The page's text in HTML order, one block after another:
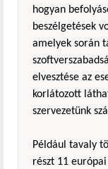
hogyan
beszélgetések
amelyek során
elvesztése az
korlátozott
szervezetünk
Például tavaly
részt 11